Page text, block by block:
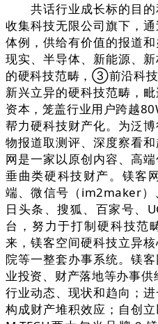
共话行业成长标的目的
收集科技无限公司旗下，
体例，供给有价值的报道
现实、半导体、新能源、
的硬科技范畴，③前沿科
新兴立异的硬科技范畴，
资本，笼盖行业用户跨越
帮力硬科技财产化。为泛
物报道取测评、深度察看
网是一家以原创内容、高
垂曲类硬科技财产。镁客
端、微信号（im2maker）
日头条、搜狐、百家号、
台，努力于打制硬科技范
来，镁客空间硬科技立异
院等一整套办事系统。镁
业投资、财产落地等办事
行业动态、现状和趋向；
构成财产堆积效应；自创